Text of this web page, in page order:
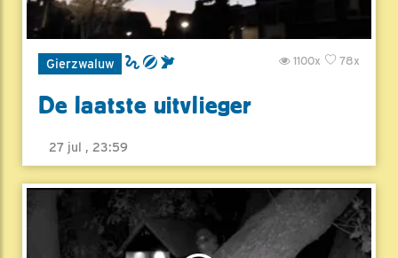
Gierzwaluw 78x
1100x
De laatste uitvlieger
27 jul , 23:59